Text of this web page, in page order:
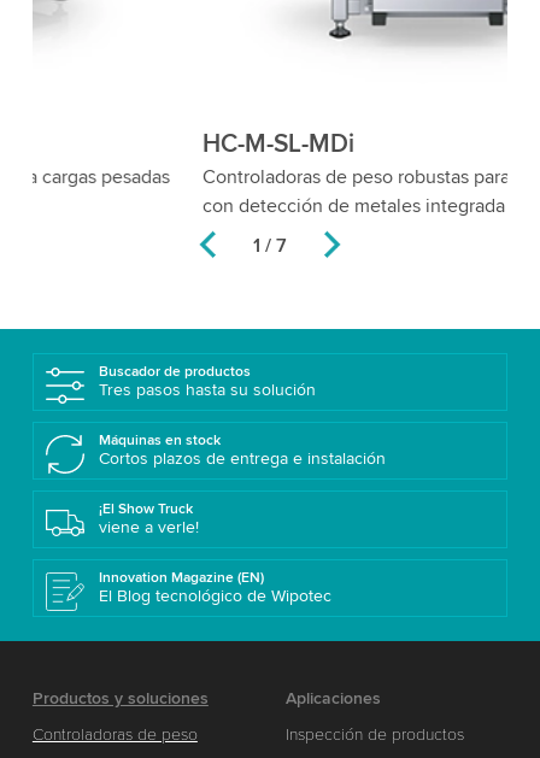
2 / 7
Controladoras de peso robustas para cargas pesadas
con detección de metales integrada
Buscador de productos
Tres pasos hasta su solución
Máquinas en stock
Cortos plazos de entrega e instalación
¡El Show Truck
viene a verle!
Innovation Magazine (EN)
El Blog tecnológico de Wipotec
Productos y soluciones
Controladoras de peso
Aplicaciones
Inspección de productos